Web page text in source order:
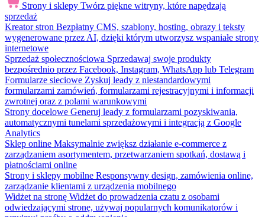
Strony i sklepy Twórz piękne witryny, które napędzają
sprzedaż
Kreator stron Bezpłatny CMS, szablony, hosting, obrazy i teksty
wygenerowane przez AI, dzięki którym utworzysz wspaniałe strony
internetowe
Sprzedaż społecznościowa Sprzedawaj swoje produkty
bezpośrednio przez Facebook, Instagram, WhatsApp lub Telegram
Formularze sieciowe Zyskuj leady z niestandardowymi
formularzami zamówień, formularzami rejestracyjnymi i informacji
zwrotnej oraz z polami warunkowymi
Strony docelowe Generuj leady z formularzami pozyskiwania,
automatycznymi tunelami sprzedażowymi i integracją z Google
Analytics
Sklep online Maksymalnie zwiększ działanie e-commerce z
zarządzaniem asortymentem, przetwarzaniem spotkań, dostawą i
płatnościami online
Strony i sklepy mobilne Responsywny design, zamówienia online,
zarządzanie klientami z urządzenia mobilnego
Widżet na stronę Widżet do prowadzenia czatu z osobami
odwiedzającymi stronę, używaj popularnych komunikatorów i